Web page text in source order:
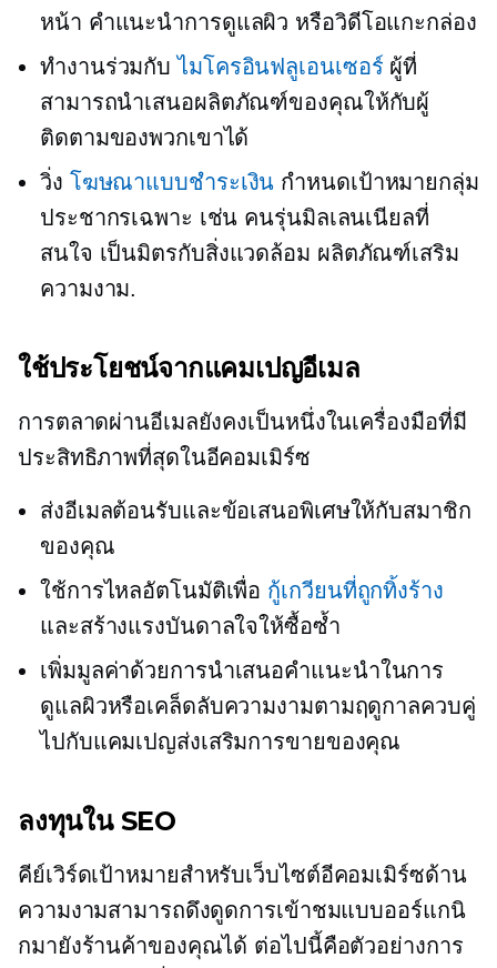
หน้า คำแนะนำการดูแลผิว หรือวิดีโอแกะกล่อง
ทำงานร่วมกับไมโครอินฟลูเอนเซอร์ ผู้ที่
สามารถนำเสนอผลิตภัณฑ์ของคุณให้กับผู้
ติดตามของพวกเขาได้
วิ่ง โฆษณาแบบชำระเงิน กำหนดเป้าหมายกลุ่ม
ประชากรเฉพาะ เช่น คนรุ่นมิลเลนเนียลที่
สนใจ เป็นมิตรกับสิ่งแวดล้อม ผลิตภัณฑ์เสริม
ความงาม.
ใช้ประโยชน์จากแคมเปญอีเมล
การตลาดผ่านอีเมลยังคงเป็นหนึ่งในเครื่องมือที่มี
ประสิทธิภาพที่สุดในอีคอมเมิร์ซ
ส่งอีเมลต้อนรับและข้อเสนอพิเศษให้กับสมาชิก
ของคุณ
ใช้การไหลอัตโนมัติเพื่อ กู้เกวียนที่ถูกทิ้งร้าง
และสร้างแรงบันดาลใจให้ซื้อซ้ำ
เพิ่มมูลค่าด้วยการนำเสนอคำแนะนำในการ
ดูแลผิวหรือเคล็ดลับความงามตามฤดูกาลควบคู่
ไปกับแคมเปญส่งเสริมการขายของคุณ
ลงทุนใน SEO
คีย์เวิร์ดเป้าหมายสำหรับเว็บไซต์อีคอมเมิร์ซด้าน
ความงามสามารถดึงดูดการเข้าชมแบบออร์แกนิ
กมายังร้านค้าของคุณได้ ต่อไปนี้คือตัวอย่างการ